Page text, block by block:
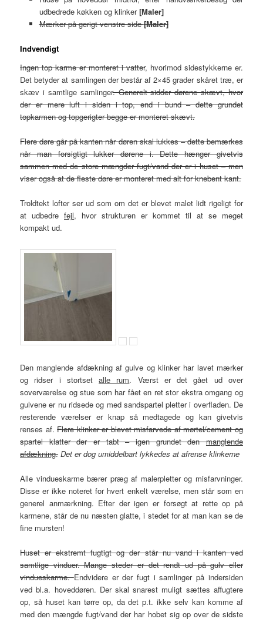
udbedrede køkken og klinker[Maler]
Mærker på gerigt venstre side[Maler]
Indvendigt
Ingen top karme er monteret i vatter, hvorimod sidestykkerne er.
Det betyder at samlingen der består af 2×45 grader skåret træ, er
skæv i samtlige samlinger. Generelt sidder dørene skævt, hvor
der er mere luft i siden i top, end i bund – dette grundet
topkarmen og topgerigter begge er monteret skævt.
Flere døre går på kanten når døren skal lukkes – dette bemærkes
når man forsigtigt lukker dørene i. Dette hænger givetvis
sammen med de store mængder fugt/vand der er i huset – men
viser også at de fleste døre er monteret med alt for knebent kant.
Troldtekt lofter ser ud som om det er blevet malet lidt rigeligt for
at udbedrefejl, hvor strukturen er kommet til at se meget
kompakt ud.
Den manglende afdækning af gulve og klinker har lavet mærker
og ridser i stortsetalle rum. Værst er det gået ud over
soverværelse og stue som har fået en ret stor ekstra omgang og
gulvene er nu ridsede og med sandspartel pletter i overfladen. De
resterende værelser er knap så medtagede og kan givetvis
renses af.Flere klinker er blevet misfarvede af mørtel/cement og
spartel klatter der er tabt – igen grundet denmanglende
afdækning. Det er dog umiddelbart lykkedes at afrense klinkerne
Alle vindueskarme bærer præg af malerpletter og misfarvninger.
Disse er ikke noteret for hvert enkelt værelse, men står som en
generel anmærkning. Efter der igen er forsøgt at rette op på
karmene, står de nu næsten glatte, i stedet for at man kan se de
fine mursten!
Huset er ekstremt fugtigt og der står nu vand i kanten ved
samtlige vinduer. Mange steder er det rendt ud på gulv eller
vindueskarme.Endvidere er der fugt i samlinger på indersiden
ved bl.a. hoveddøren. Der skal snarest muligt sættes affugtere
op, så huset kan tørre op, da det p.t. ikke selv kan komme af
med den mængde fugt/vand der har hobet sig op over de sidste